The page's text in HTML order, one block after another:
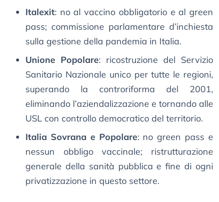
Italexit: no al vaccino obbligatorio e al green
pass; commissione parlamentare d’inchiesta
sulla gestione della pandemia in Italia.
Unione Popolare: ricostruzione del Servizio
Sanitario Nazionale unico per tutte le regioni,
superando la controriforma del 2001,
eliminando l’aziendalizzazione e tornando alle
USL con controllo democratico del territorio.
Italia Sovrana e Popolare: no green pass e
nessun obbligo vaccinale; ristrutturazione
generale della sanità pubblica e fine di ogni
privatizzazione in questo settore.